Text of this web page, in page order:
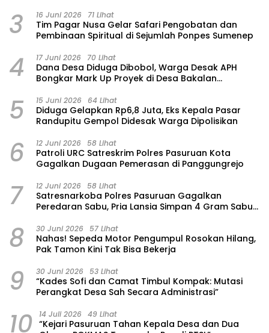
3 16 Juni 2026 71 Lihat
Tim Pagar Nusa Gelar Safari Pengobatan dan
Pembinaan Spiritual di Sejumlah Ponpes Sumenep
4 17 Juni 2026 70 Lihat
Dana Desa Diduga Dibobol, Warga Desak APH
Bongkar Mark Up Proyek di Desa Bakalan
5 15 Juni 2026 64 Lihat
‎Diduga Gelapkan Rp6,8 Juta, Eks Kepala Pasar
Randupitu Gempol Didesak Warga Dipolisikan
6 12 Juni 2026 58 Lihat
Patroli URC Satreskrim Polres Pasuruan Kota
Gagalkan Dugaan Pemerasan di Panggungrejo
7 12 Juni 2026 58 Lihat
Satresnarkoba Polres Pasuruan Gagalkan
Peredaran Sabu, Pria Lansia Simpan 4 Gram Sabu
8 30 Juni 2026 57 Lihat
‎Nahas! Sepeda Motor Pengumpul Rosokan Hilang,
Pak Tamon Kini Tak Bisa Bekerja
9 30 Juni 2026 53 Lihat
“Kades Sofi dan Camat Timbul Kompak: Mutasi
Perangkat Desa Sah Secara Administrasi”
10 14 Juli 2026 49 Lihat
“Kejari Pasuruan Tahan Kepala Desa dan Dua